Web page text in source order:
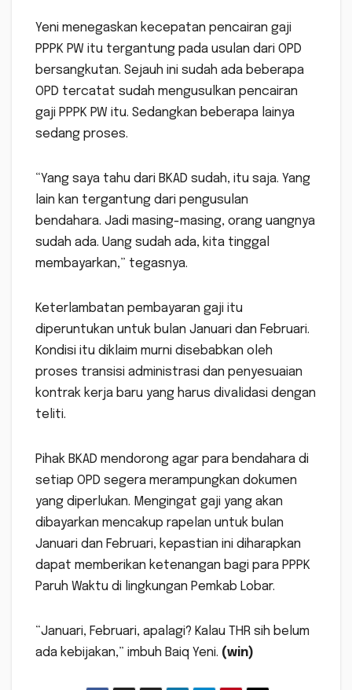
Yeni menegaskan kecepatan pencairan gaji
PPPK PW itu tergantung pada usulan dari OPD
bersangkutan. Sejauh ini sudah ada beberapa
OPD tercatat sudah mengusulkan pencairan
gaji PPPK PW itu. Sedangkan beberapa lainya
sedang proses.
“Yang saya tahu dari BKAD sudah, itu saja. Yang
lain kan tergantung dari pengusulan
bendahara. Jadi masing-masing, orang uangnya
sudah ada. Uang sudah ada, kita tinggal
membayarkan,” tegasnya.
Keterlambatan pembayaran gaji itu
diperuntukan untuk bulan Januari dan Februari.
Kondisi itu diklaim murni disebabkan oleh
proses transisi administrasi dan penyesuaian
kontrak kerja baru yang harus divalidasi dengan
teliti.
Pihak BKAD mendorong agar para bendahara di
setiap OPD segera merampungkan dokumen
yang diperlukan. Mengingat gaji yang akan
dibayarkan mencakup rapelan untuk bulan
Januari dan Februari, kepastian ini diharapkan
dapat memberikan ketenangan bagi para PPPK
Paruh Waktu di lingkungan Pemkab Lobar.
“Januari, Februari, apalagi? Kalau THR sih belum
ada kebijakan,” imbuh Baiq Yeni. (win)